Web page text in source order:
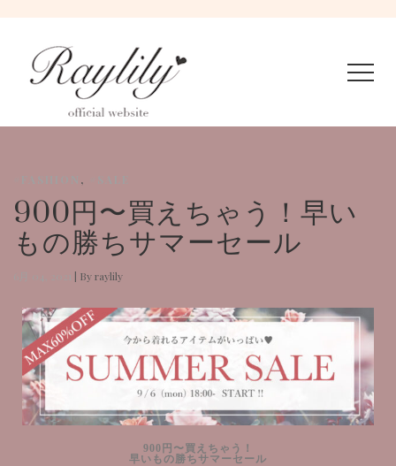
,
900円〜買えちゃう！早い
もの勝ちサマーセール
| By raylily
900円〜買えちゃう！
早いもの勝ちサマーセール